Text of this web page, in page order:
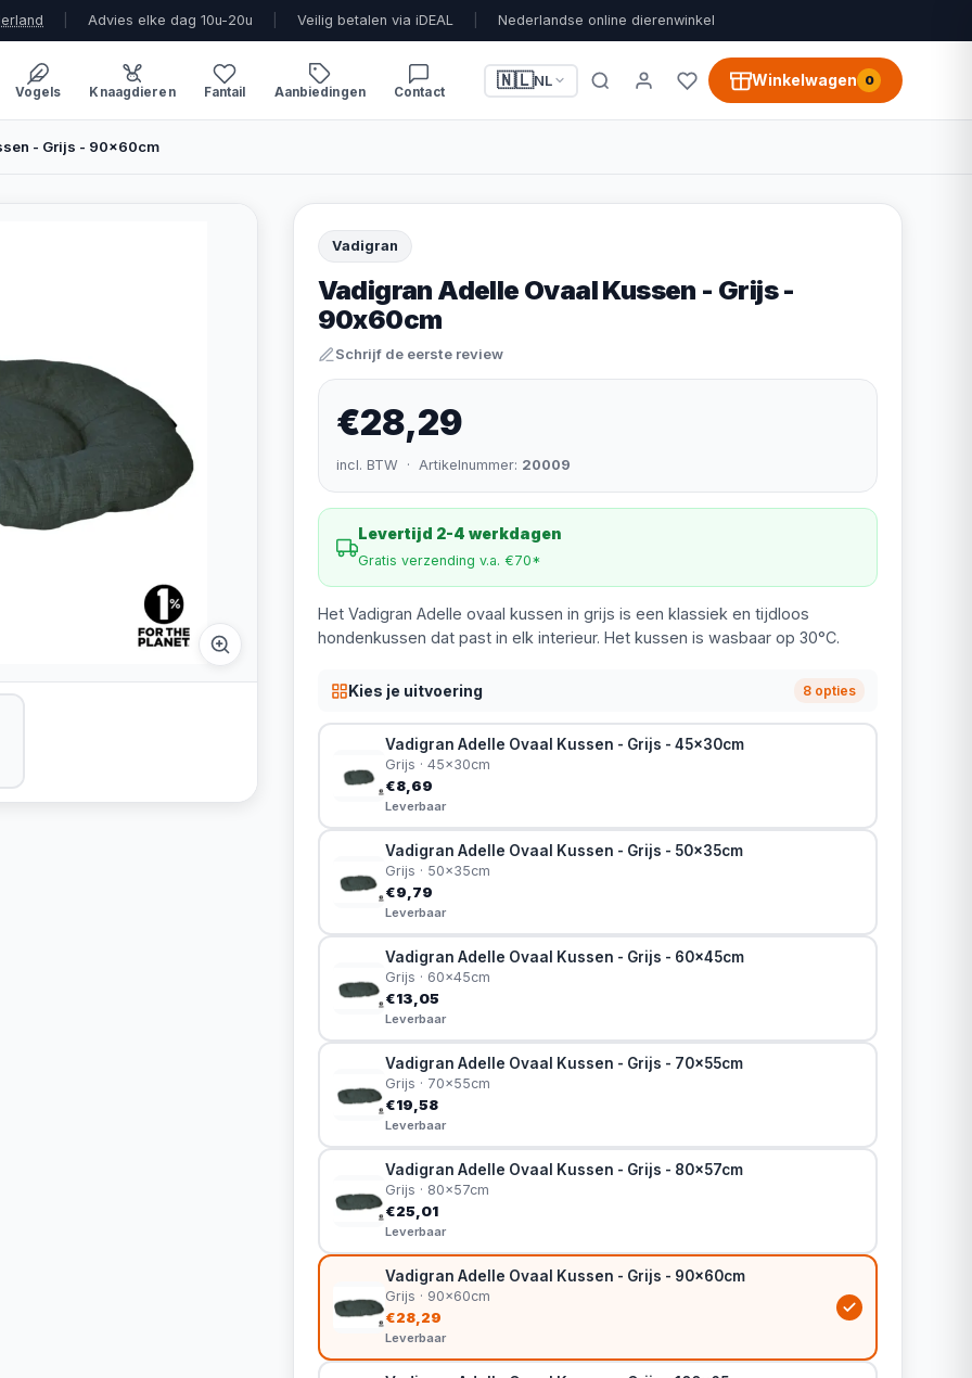
Advies elke dag 10u-20u Veilig betalen via iDEAL Nederlandse online dierenwinkel
Vogels Knaagdieren Fantail Aanbiedingen Contact
🇳🇱NL Winkelwagen 0
- Grijs - 90x60cm
Vadigran
Vadigran Adelle Ovaal Kussen - Grijs -
90x60cm
Schrijf de eerste review
€28,29
incl. BTW · Artikelnummer: 20009
Levertijd 2-4 werkdagen
Gratis verzending v.a. €70*
Het Vadigran Adelle ovaal kussen in grijs is een klassiek en tijdloos
hondenkussen dat past in elk interieur. Het kussen is wasbaar op 30°C.
Kies je uitvoering 8 opties
Vadigran Adelle Ovaal Kussen - Grijs - 45x30cm
Grijs · 45x30cm
€8,69
Leverbaar
Vadigran Adelle Ovaal Kussen - Grijs - 50x35cm
Grijs · 50x35cm
€9,79
Leverbaar
Vadigran Adelle Ovaal Kussen - Grijs - 60x45cm
Grijs · 60x45cm
€13,05
Leverbaar
Vadigran Adelle Ovaal Kussen - Grijs - 70x55cm
Grijs · 70x55cm
€19,58
Leverbaar
Vadigran Adelle Ovaal Kussen - Grijs - 80x57cm
Grijs · 80x57cm
€25,01
Leverbaar
Vadigran Adelle Ovaal Kussen - Grijs - 90x60cm
Grijs · 90x60cm
€28,29
Leverbaar